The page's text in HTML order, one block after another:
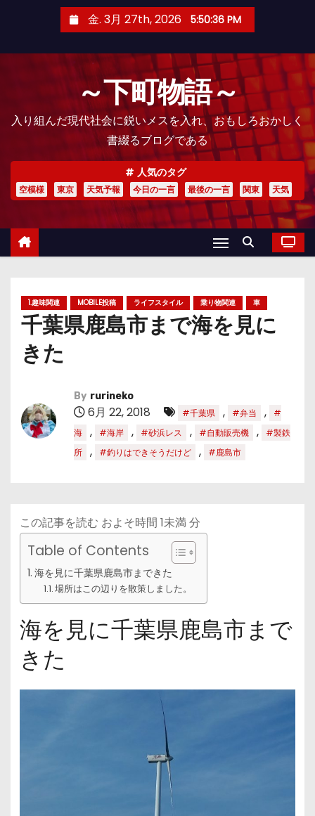
金. 3月 27th, 2026 5:50:38 PM
～下町物語～
入り組んだ現代社会に鋭いメスを入れ、おもしろおかしく
書綴るブログである
人気のタグ
空模様 東京 天気予報 今日の一言 最後の一言 関東 天気
1.趣味関連 MOBILE投稿 ライフスタイル 乗り物関連 車
千葉県鹿島市まで海を見に
きた
By rurineko
6月 22, 2018 #千葉県 , #弁当 ,
#
海
, #海岸 , #砂浜レス , #自動販売機 ,
#製鉄
所
, #釣りはできそうだけど , #鹿島市
この記事を読む およそ時間 1未満 分
Table of Contents
海を見に千葉県鹿島市まできた
場所はこの辺りを散策しました。
海を見に千葉県鹿島市まで
きた